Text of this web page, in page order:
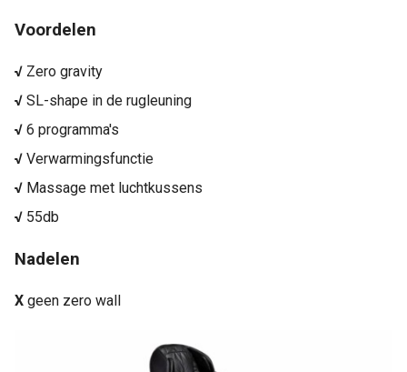
Voordelen
√ Zero gravity
√ SL-shape in de rugleuning
√ 6 programma's
√ Verwarmingsfunctie
√ Massage met luchtkussens
√ 55db
Nadelen
X geen zero wall